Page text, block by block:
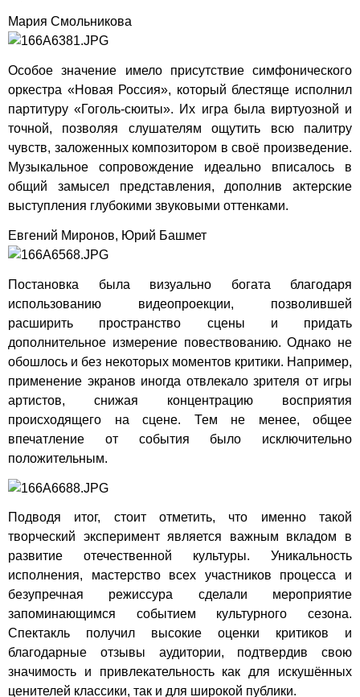
Мария Смольникова
Особое значение имело присутствие симфонического
оркестра «Новая Россия», который блестяще исполнил
партитуру «Гоголь-сюиты». Их игра была виртуозной и
точной, позволяя слушателям ощутить всю палитру
чувств, заложенных композитором в своё произведение.
Музыкальное сопровождение идеально вписалось в
общий замысел представления, дополнив актерские
выступления глубокими звуковыми оттенками.
Евгений Миронов, Юрий Башмет
Постановка была визуально богата благодаря
использованию видеопроекции, позволившей
расширить пространство сцены и придать
дополнительное измерение повествованию. Однако не
обошлось и без некоторых моментов критики. Например,
применение экранов иногда отвлекало зрителя от игры
артистов, снижая концентрацию восприятия
происходящего на сцене. Тем не менее, общее
впечатление от события было исключительно
положительным.
Подводя итог, стоит отметить, что именно такой
творческий эксперимент является важным вкладом в
развитие отечественной культуры. Уникальность
исполнения, мастерство всех участников процесса и
безупречная режиссура сделали мероприятие
запоминающимся событием культурного сезона.
Спектакль получил высокие оценки критиков и
благодарные отзывы аудитории, подтвердив свою
значимость и привлекательность как для искушённых
ценителей классики, так и для широкой публики.